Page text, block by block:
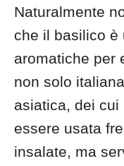
Naturalmente
che il basilico è
aromatiche per
non solo
asiatica, dei cui
essere usata
insalate, ma